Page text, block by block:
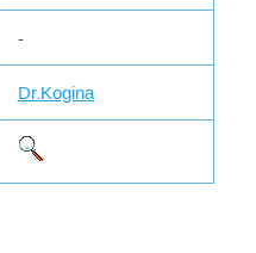
-
Dr.Kogina